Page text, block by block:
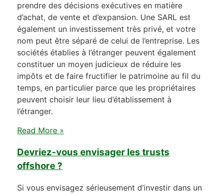
prendre des décisions exécutives en matière
d’achat, de vente et d’expansion. Une SARL est
également un investissement très privé, et votre
nom peut être séparé de celui de l’entreprise. Les
sociétés établies à l’étranger peuvent également
constituer un moyen judicieux de réduire les
impôts et de faire fructifier le patrimoine au fil du
temps, en particulier parce que les propriétaires
peuvent choisir leur lieu d’établissement à
l’étranger.
Read More »
Devriez-vous envisager les trusts
offshore ?
Si vous envisagez sérieusement d’investir dans un